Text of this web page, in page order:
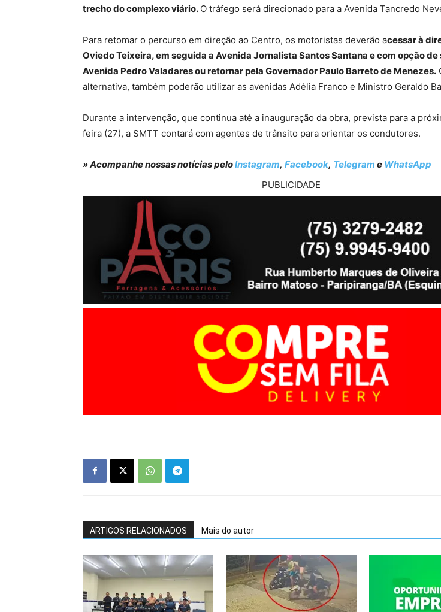
trecho do complexo viário. O tráfego será direcionado para a Avenida Tancredo
Para retomar o percurso em direção ao Centro, os motoristas deverão acessar à
Oviedo Teixeira, em seguida a Avenida Jornalista Santos Santana e com opção de
Avenida Pedro Valadares ou retornar pela Governador Paulo Barreto de Menezes.
alternativa, também poderão utilizar as avenidas Adélia Franco e Ministro Geraldo
Durante a intervenção, que continua até a inauguração da obra, prevista para a
feira (27), a SMTT contará com agentes de trânsito para orientar os condutores.
» Acompanhe nossas notícias peloInstagram, Facebook, Telegram e WhatsApp
PUBLICIDADE
ARTIGOS RELACIONADOS Mais do autor